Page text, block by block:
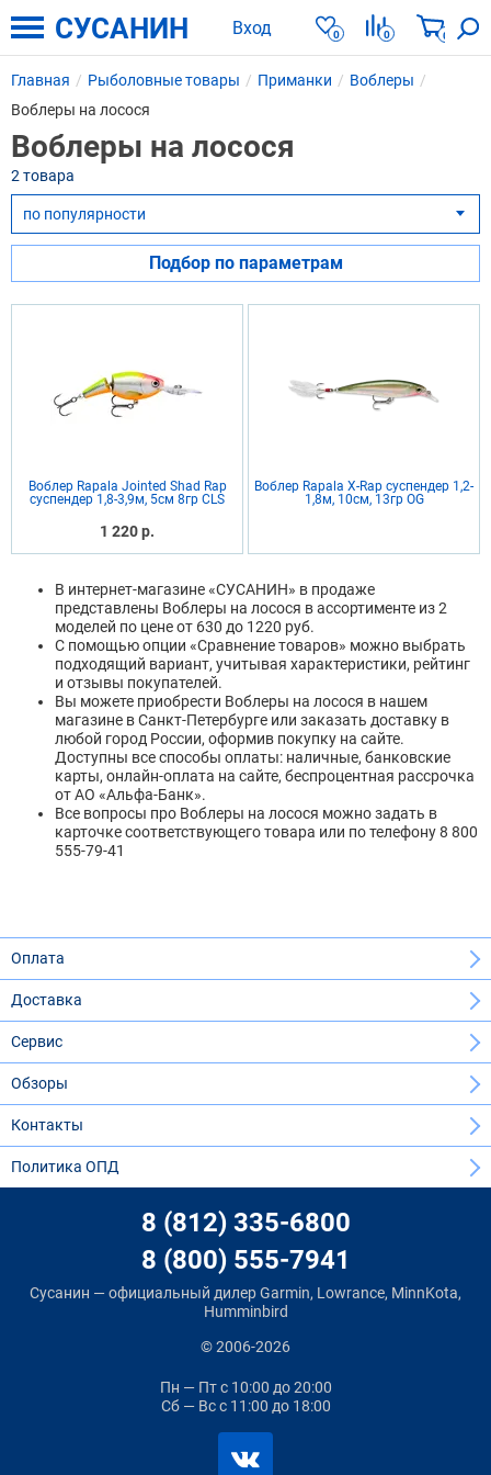
Вход 0 0 0
СУСАНИН
Главная Рыболовные товары Приманки
Воблеры
Воблеры на лосося
Воблеры на лосося
2 товара
по популярности
▾
Подбор по параметрам
Воблер Rapala Jointed Shad Rap
суспендер 1,8-3,9м, 5см 8гр CLS
1 220 р.
Воблер Rapala X-Rap суспендер 1,2-
1,8м, 10см, 13гр OG
В интернет-магазине «СУСАНИН» в продаже
представлены Воблеры на лосося в ассортименте из 2
моделей по цене от 630 до 1220 руб.
С помощью опции «Сравнение товаров» можно выбрать
подходящий вариант, учитывая характеристики, рейтинг
и отзывы покупателей.
Вы можете приобрести Воблеры на лосося в нашем
магазине в Санкт-Петербурге или заказать доставку в
любой город России, оформив покупку на сайте.
Доступны все способы оплаты: наличные, банковские
карты, онлайн-оплата на сайте, беспроцентная рассрочка
от АО «Альфа-Банк».
Все вопросы про Воблеры на лосося можно задать в
карточке соответствующего товара или по телефону 8 800
555-79-41
Оплата
Доставка
Сервис
Обзоры
Контакты
Политика ОПД
8 (812) 335-6800
8 (800) 555-7941
Сусанин — официальный дилер Garmin, Lowrance, MinnKota,
Humminbird
© 2006-2026
Пн — Птс 10:00 до 20:00
Сб — Всс 11:00 до 18:00